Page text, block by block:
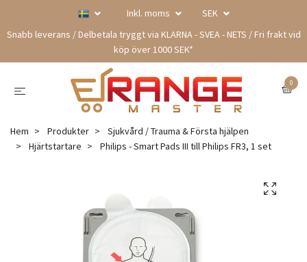
Inkl. moms
SEK
Snabb leverans / Delbetala tryggt via KLARNA - SVEA - NETS / Fri frakt vid
köp över 1000 SEK*
0
Hem Produkter
Sjukvård / Trauma & Första hjälpen
Hjärtstartare
Philips - Smart Pads III till Philips FR3, 1 set